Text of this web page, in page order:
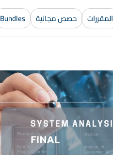
المقررات حصص مجانية Bundles